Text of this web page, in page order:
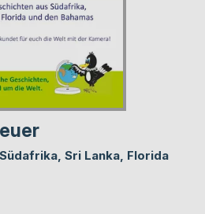
Sri Lanka, Florida